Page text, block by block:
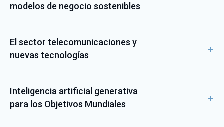
modelos de negocio sostenibles
El sector telecomunicaciones y
nuevas tecnologías
Inteligencia artificial generativa
para los Objetivos Mundiales